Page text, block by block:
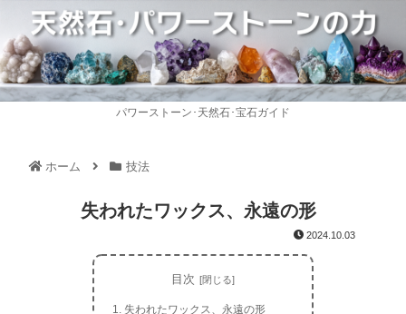
パワーストーン･天然石･宝石ガイド
ホーム 技法
失われたワックス、永遠の形
2024.10.03
目次
失われたワックス、永遠の形